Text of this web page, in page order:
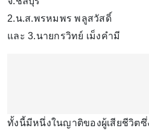
2.น.ส.พรหมพร พลูสวัสดิ์
และ 3.นายกรวิทย์ เม็งคำมี
ทั้งนี้มีหนึ่งในญาติของผู้เสียชีวิตซึ่